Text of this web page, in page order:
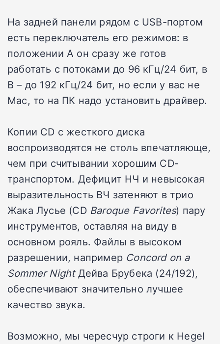
На задней панели рядом с USB-портом
есть переключатель его режимов: в
положении A он сразу же готов
работать с потоками до 96 кГц/24 бит, в
B – до 192 кГц/24 бит, но если у вас не
Mac, то на ПК надо установить драйвер.
Копии CD с жесткого диска
воспроизводятся не столь впечатляюще,
чем при считывании хорошим CD-
транспортом. Дефицит НЧ и невысокая
выразительность ВЧ затеняют в трио
Жака Лусье (CD Baroque Favorites) пару
инструментов, оставляя на виду в
основном рояль. Файлы в высоком
разрешении, например Concord on a
Sommer NightДейва Брубека (24/192),
обеспечивают значительно лучшее
качество звука.
Возможно, мы чересчур строги к Hegel